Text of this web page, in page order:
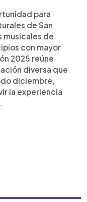
para
de San
de
con mayor
2025 reúne
diversa que
diciembre,
la experiencia